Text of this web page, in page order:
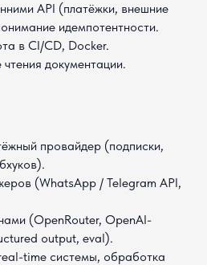
API (платёжки, внешние
идемпотентности.
в CI/CD, Docker.
документации.
провайдер (подписки,
(WhatsApp / Telegram API,
(OpenRouter, OpenAI-
output, eval).
time системы, обработка